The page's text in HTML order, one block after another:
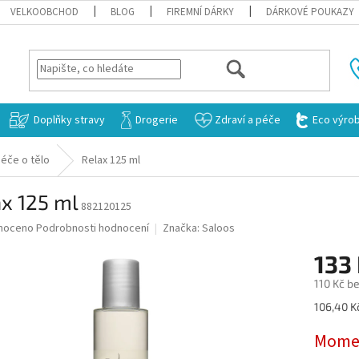
VELKOOBCHOD BLOG FIREMNÍ DÁRKY DÁRKOVÉ POUKAZY
HLEDAT
Doplňky stravy Drogerie Zdraví a péče Eco
o tělo Relax 125 ml
125 ml882120125
Podrobnosti hodnocení Značka: Saloos
133
110 Kč
Měrná
106,40